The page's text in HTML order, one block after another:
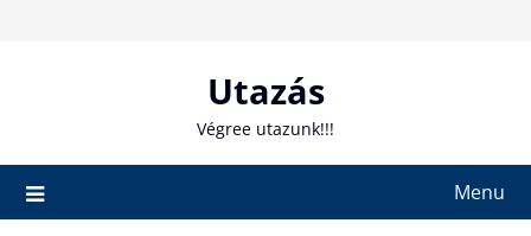
Utazás
Végree utazunk!!!
Menu